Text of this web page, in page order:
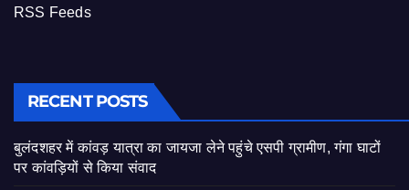
RSS Feeds
RECENT POSTS
बुलंदशहर में कांवड़ यात्रा का जायजा लेने पहुंचे एसपी ग्रामीण, गंगा घाटों
पर कांवड़ियों से किया संवाद